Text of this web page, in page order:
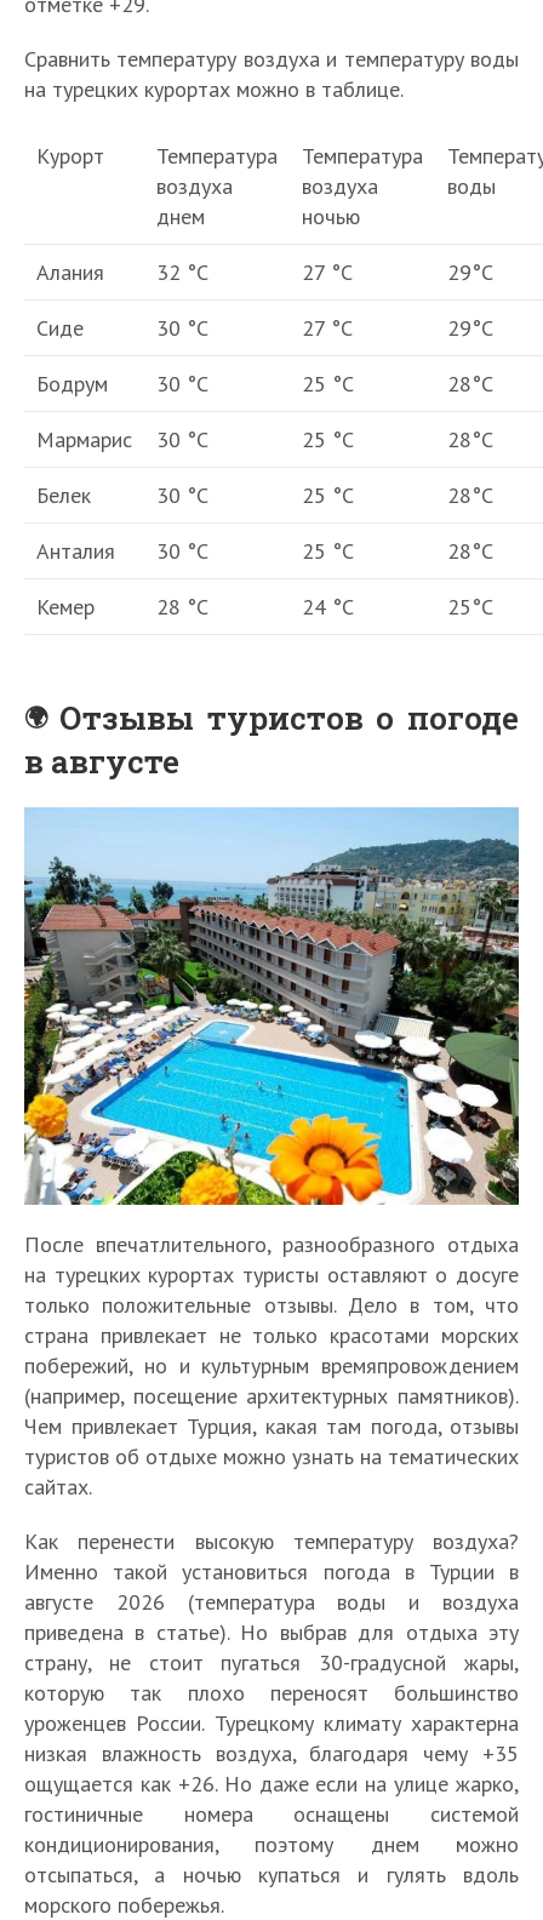
Сравнить температуру воздуха и температуру воды
на турецких курортах можно в таблице.
Курорт
Температура
воздуха
днем
Температура
воздуха
ночью
воды
Алания 32 °С 27 °С
29°С
Сиде
30 °С 27 °С
29°С
Бодрум
30 °С 25 °С
28°С
Мармарис
30 °С 25 °С
28°С
Белек
30 °С 25 °С
28°С
Анталия
30 °С 25 °С
28°С
Кемер
28 °С 24 °С 25°С
Отзывы туристов о погоде
в августе
После впечатлительного, разнообразного отдыха
на турецких курортах туристы оставляют о досуге
только положительные отзывы. Дело в том, что
страна привлекает не только красотами морских
побережий, но и культурным времяпровождением
(например, посещение архитектурных памятников).
Чем привлекает Турция, какая там погода, отзывы
туристов об отдыхе можно узнать на тематических
сайтах.
Как перенести высокую температуру воздуха?
Именно такой установиться погода в Турции в
августе 2026 (температура воды и воздуха
приведена в статье). Но выбрав для отдыха эту
страну, не стоит пугаться 30-градусной жары,
которую так плохо переносят большинство
уроженцев России. Турецкому климату характерна
низкая влажность воздуха, благодаря чему +35
ощущается как +26. Но даже если на улице жарко,
гостиничные номера оснащены системой
кондиционирования, поэтому днем можно
отсыпаться, а ночью купаться и гулять вдоль
морского побережья.